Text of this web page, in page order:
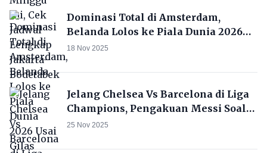
Dominasi Total di Amsterdam,
Belanda Lolos ke Piala Dunia 2026
Usai Gilas Lithuania 4-0
18 Nov 2025
Jelang Chelsea Vs Barcelona di Liga
Champions, Pengakuan Messi Soal
The Blues Kembali Naik Daun
25 Nov 2025